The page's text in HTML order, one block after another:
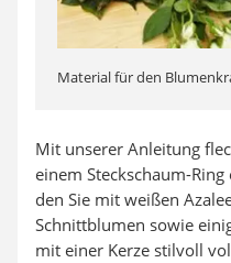
Material für den
Mit unserer Anleitung
einem Steckschaum-
den Sie mit weißen
Schnittblumen sowie
mit einer Kerze stilvoll